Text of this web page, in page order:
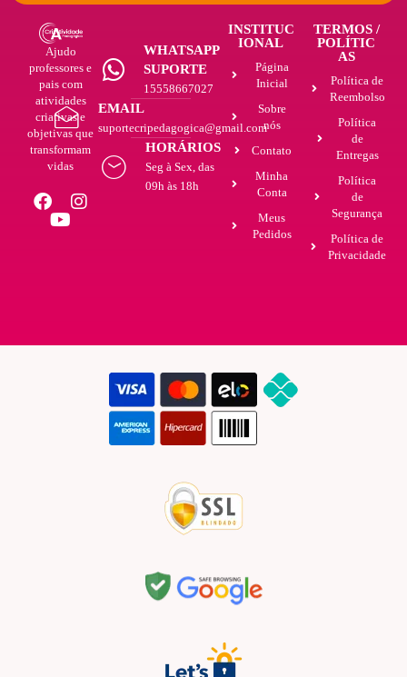
Ajudo
professores e
pais com
atividades
criativas e
objetivas que
transformam
vidas
WHATSAPP
SUPORTE
15558667027
EMAIL
suportecripedagogica@gmail.com
HORÁRIOS
Seg à Sex, das
09h às 18h
INSTITUC
IONAL
Página
Inicial
Sobre
nós
Contato
Minha
Conta
Meus
Pedidos
TERMOS /
POLÍTIC
AS
Política de
Reembolso
Política
de
Entregas
Política
de
Segurança
Política de
Privacidade